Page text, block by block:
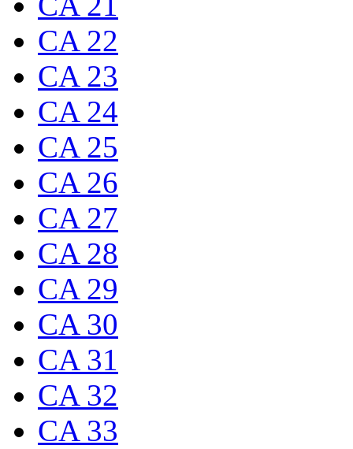
CA 22
CA 23
CA 24
CA 25
CA 26
CA 27
CA 28
CA 29
CA 30
CA 31
CA 32
CA 33